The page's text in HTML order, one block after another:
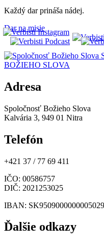
Každý dar prináša nádej.
Dar na misie
BOŽIEHO SLOVA
Adresa
Spoločnosť Božieho Slova
Kalvária 3, 949 01 Nitra
Telefón
+421 37 / 77 69 411
IČO: 00586757
DIČ: 2021253025
IBAN:
Ďalšie odkazy